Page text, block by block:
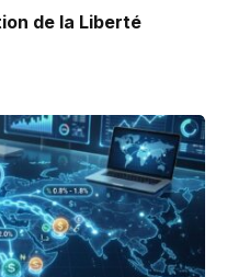
de la Liberté